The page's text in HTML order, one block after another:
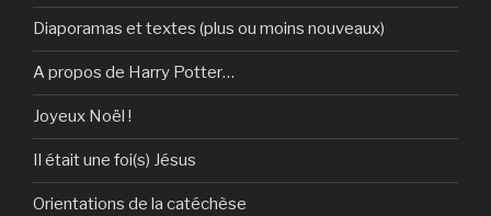
Diaporamas et textes (plus ou moins nouveaux)
A propos de Harry Potter…
Joyeux Noël !
Il était une foi(s) Jésus
Orientations de la catéchèse